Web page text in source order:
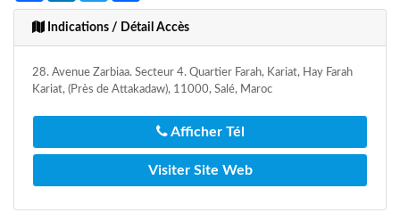
Indications / Détail Accès
28. Avenue Zarbiaa. Secteur 4. Quartier Farah, Kariat, Hay Farah
Kariat, (Près de Attakadaw), 11000, Salé, Maroc
Afficher Tél
Visiter Site Web